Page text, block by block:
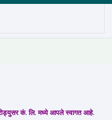
कं. लि. मध्ये आपले स्वागत आहे.